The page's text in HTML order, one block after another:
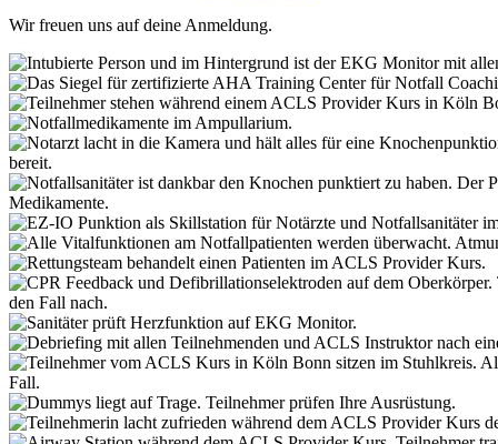
Wir freuen uns auf deine Anmeldung.